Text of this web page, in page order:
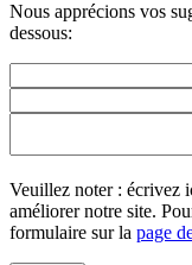
Nous apprécions vos
dessous:
Veuillez noter : écrivez
améliorer notre site.
formulaire sur la page